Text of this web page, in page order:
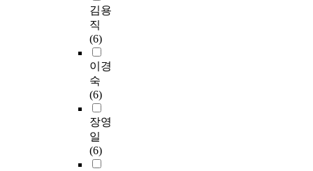
김용
직
(6)
이경
숙
(6)
장영
일
(6)